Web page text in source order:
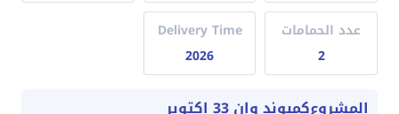
عدد الحمامات
2
Delivery Time
2026
المشروعكمبوند وان 33 اكتوبر